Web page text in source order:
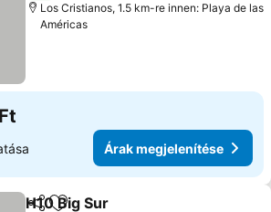
Los Cristianos, 1.5 km-re innen: Playa de las
Américas
Árak megjelenítése
H10 Big Sur